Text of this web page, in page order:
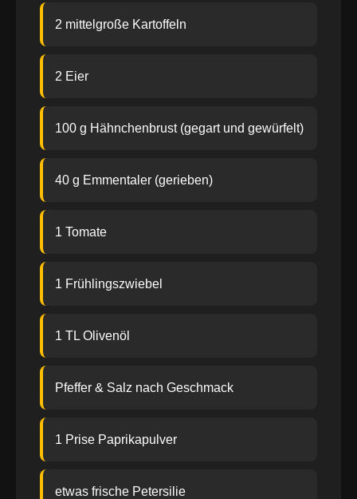
2 mittelgroße Kartoffeln
2 Eier
100 g Hähnchenbrust (gegart und gewürfelt)
40 g Emmentaler (gerieben)
1 Tomate
1 Frühlingszwiebel
1 TL Olivenöl
Pfeffer & Salz nach Geschmack
1 Prise Paprikapulver
etwas frische Petersilie